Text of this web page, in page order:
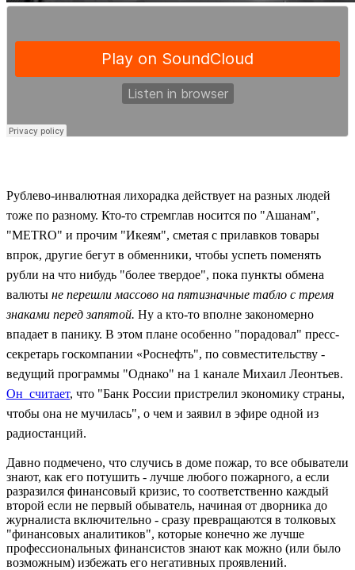
Рублево-инвалютная лихорадка действует на разных людей
тоже по разному. Кто-то стремглав носится по "Ашанам",
"METRO" и прочим "Икеям", сметая с прилавков товары
впрок, другие бегут в обменники, чтобы успеть поменять
рубли на что нибудь "более твердое", пока пункты обмена
валюты не перешли массово на пятизначные табло с тремя
знаками перед запятой. Ну а кто-то вполне закономерно
впадает в панику. В этом плане особенно "порадовал" пресс-
секретарь госкомпании «Роснефть", по совместительству -
ведущий программы "Однако" на 1 канале Михаил Леонтьев.
Он считает, что "Банк России пристрелил экономику страны,
чтобы она не мучилась", о чем и заявил в эфире одной из
радиостанций.
Давно подмечено, что случись в доме пожар, то все обыватели
знают, как его потушить - лучше любого пожарного, а если
разразился финансовый кризис, то соответственно каждый
второй если не первый обыватель, начиная от дворника до
журналиста включительно - сразу превращаются в толковых
"финансовых аналитиков", которые конечно же лучше
профессиональных финансистов знают как можно (или было
возможным) избежать его негативных проявлений.